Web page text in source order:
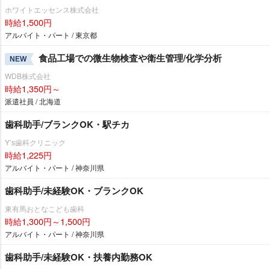
ホワイトエッセンス株式会社
時給1,500円
アルバイト・パート / 東京都
NEW 食品工場での微生物検査や衛生管理/化学分析
WDB株式会社
時給1,350円～
派遣社員 / 北海道
歯科助手/ブランクOK・駅チカ
Y’s歯科クリニック
時給1,225円
アルバイト・パート / 神奈川県
歯科助手/未経験OK・ブランクOK
東有馬おとなこども歯科
時給1,300円～1,500円
アルバイト・パート / 神奈川県
歯科助手/未経験OK・扶養内勤務OK